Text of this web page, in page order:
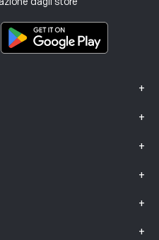
+
+
+
+
+
+